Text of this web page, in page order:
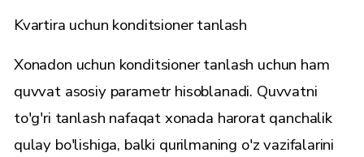
Kvartira uchun konditsioner tanlash
Xonadon uchun konditsioner tanlash uchun ham
quvvat asosiy parametr hisoblanadi. Quvvatni
to'g'ri tanlash nafaqat xonada harorat qanchalik
qulay bo'lishiga, balki qurilmaning o'z vazifalarini